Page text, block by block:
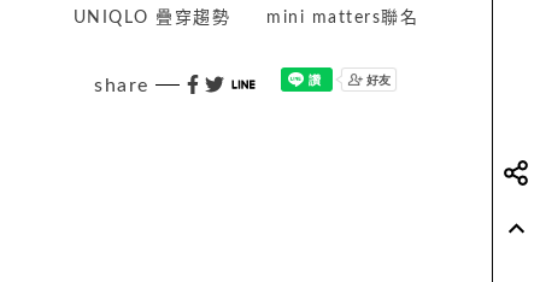
UNIQLO 疊穿趨勢
mini matters聯名
share